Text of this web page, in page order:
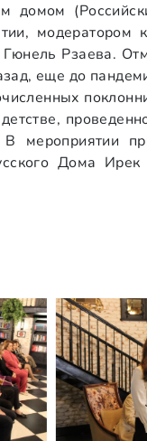
домом
модератором
Рзаева.
еще до
В мероприятии
Дома